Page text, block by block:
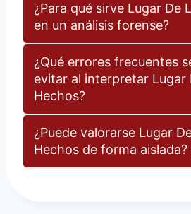
¿Para qué sirve Lugar De
en un análisis forense?
¿Qué errores frecuentes
evitar al interpretar Lugar
Hechos?
¿Puede valorarse Lugar
Hechos de forma aislada?